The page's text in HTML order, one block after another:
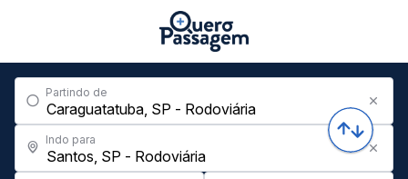
Partindo de
Indo para